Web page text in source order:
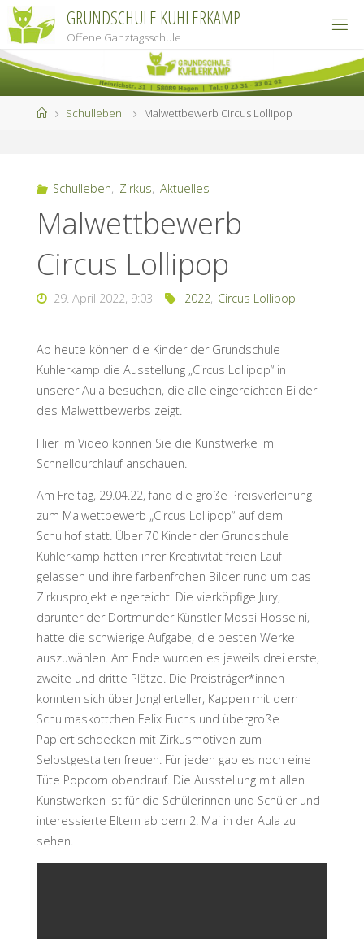
Zum
Inhalt
springen
GRUNDSCHULE KUHLERKAMP
Offene Ganztagsschule
StartSchulleben Malwettbewerb Circus Lollipop
Schulleben, Zirkus, Aktuelles
Malwettbewerb
Circus Lollipop
29. April 2022, 9:03 2022, Circus Lollipop
Ab heute können die Kinder der Grundschule
Kuhlerkamp die Ausstellung „Circus Lollipop“ in
unserer Aula besuchen, die alle eingereichten Bilder
des Malwettbewerbs zeigt.
Hier im Video können Sie die Kunstwerke im
Schnelldurchlauf anschauen.
Am Freitag, 29.04.22, fand die große Preisverleihung
zum Malwettbewerb „Circus Lollipop“ auf dem
Schulhof statt. Über 70 Kinder der Grundschule
Kuhlerkamp hatten ihrer Kreativität freien Lauf
gelassen und ihre farbenfrohen Bilder rund um das
Zirkusprojekt eingereicht. Die vierköpfige Jury,
darunter der Dortmunder Künstler Mossi Hosseini,
hatte die schwierige Aufgabe, die besten Werke
auszuwählen. Am Ende wurden es jeweils drei erste,
zweite und dritte Plätze. Die Preisträger*innen
konnten sich über Jonglierteller, Kappen mit dem
Schulmaskottchen Felix Fuchs und übergroße
Papiertischdecken mit Zirkusmotiven zum
Selbstgestalten freuen. Für jeden gab es noch eine
Tüte Popcorn obendrauf. Die Ausstellung mit allen
Kunstwerken ist für die Schülerinnen und Schüler und
interessierte Eltern ab dem 2. Mai in der Aula zu
sehen.